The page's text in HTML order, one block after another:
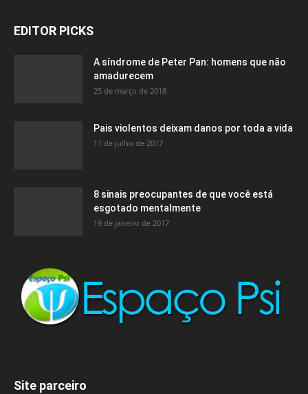
EDITOR PICKS
A síndrome de Peter Pan: homens que não
amadurecem
25 de março de 2018
Pais violentos deixam danos por toda a vida
11 de julho de 2017
8 sinais preocupantes de que você está
esgotado mentalmente
19 de janeiro de 2017
Site parceiro